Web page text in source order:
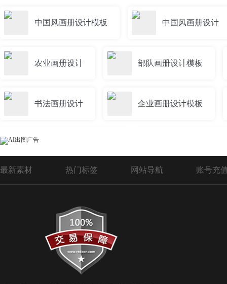
中国风画册设计模板 中国风画册设计
农业画册设计 部队画册设计模板
书法画册设计 企业画册设计模板
时尚公司高端画册设计
公安局画册设计 白酒画册设计
精品画册设计
消防画册设计模板
最新素材 热门标签 网站导航 账号充